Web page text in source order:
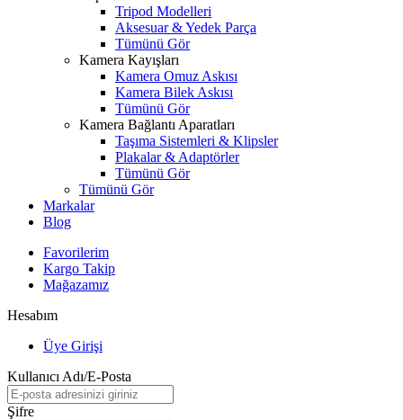
Tripod Modelleri
Aksesuar & Yedek Parça
Tümünü Gör
Kamera Kayışları
Kamera Omuz Askısı
Kamera Bilek Askısı
Tümünü Gör
Kamera Bağlantı Aparatları
Taşıma Sistemleri & Klipsler
Plakalar & Adaptörler
Tümünü Gör
Tümünü Gör
Markalar
Blog
Favorilerim
Kargo Takip
Mağazamız
Hesabım
Üye Girişi
Kullanıcı Adı/E-Posta
Şifre